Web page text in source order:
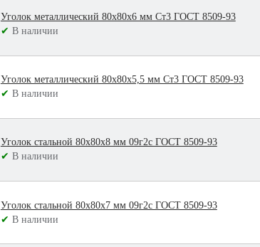
Уголок металлический 80х80х6 мм Ст3 ГОСТ 8509-93
✔ В наличии
Уголок металлический 80х80х5,5 мм Ст3 ГОСТ 8509-93
✔ В наличии
Уголок стальной 80х80х8 мм 09г2с ГОСТ 8509-93
✔ В наличии
Уголок стальной 80х80х7 мм 09г2с ГОСТ 8509-93
✔ В наличии